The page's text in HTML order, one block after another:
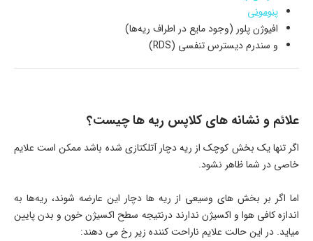
پنومونی
افیوژن پلور (وجود مایع در اطراف ریه‌ها)
و سندرم ديسترس تنفسی (RDS)
علائم و نشانه های کلاپس ریه ها چیست؟
اگر تنها یک بخش کوچک از ریه دچار آتلکتازی شده باشد ممکن است علایم
خاصی در شما ظاهر نشود.
اما اگر بر بخش های وسیعی از ریه ها دچار این عارضه شوند، ریه‌ها به
اندازه کافی هوا و اکسیژن ندارند درنتیجه سطح اکسیژن خون و بدن پایین
میاید. در این حالت علایم ناراحت کننده زیر رخ می دهند: